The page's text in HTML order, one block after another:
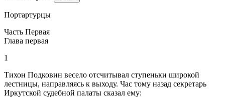
Портартурцы
Часть Первая
Глава первая
1
Тихон Подковин весело отсчитывал ступеньки широкой
лестницы, направляясь к выходу. Час тому назад секретарь
Иркутской судебной палаты сказал ему: